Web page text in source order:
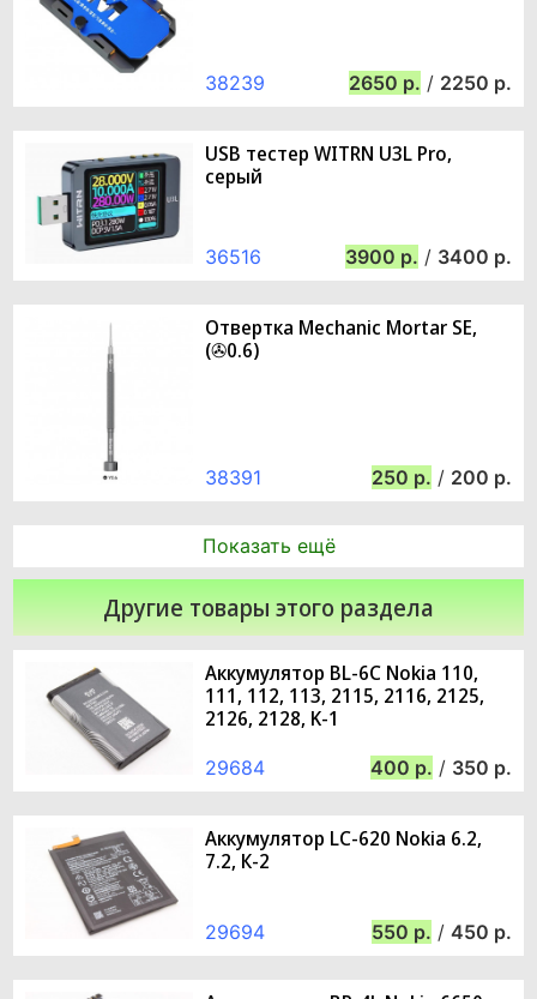
38239 2650 / 2250
USB тестер WITRN U3L Pro,
серый
36516 3900 / 3400
Отвертка Mechanic Mortar SE,
(✇0.6)
38391 250 / 200
Показать ещё
Другие товары этого раздела
Аккумулятор BL-6C Nokia 110,
111, 112, 113, 2115, 2116, 2125,
2126, 2128, K-1
29684 400 / 350
Аккумулятор LC-620 Nokia 6.2,
7.2, К-2
29694 550 / 450